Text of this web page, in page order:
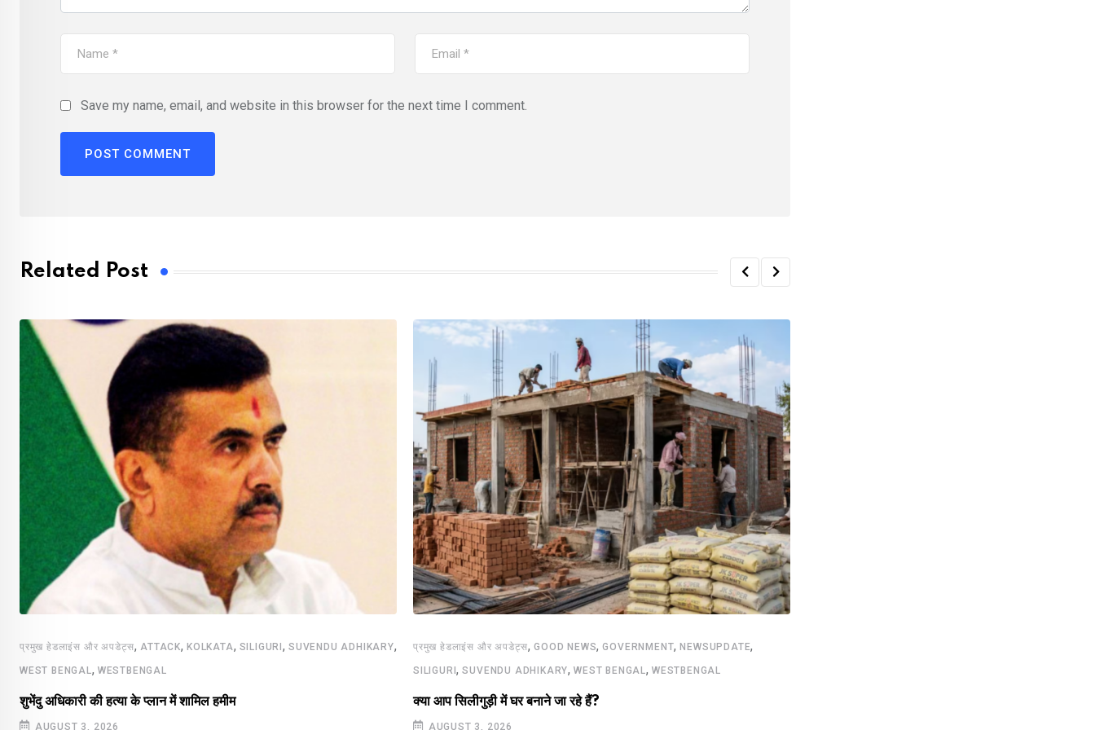
Save my name, email, and website in this browser for the next time I comment.
Related Post
प्रमुख हेडलाइंस और अपडेट्स,ATTACK,KOLKATA, SILIGURI,SUVENDU ADHIKARY,
WEST BENGAL, WESTBENGAL
शुभेंदु अधिकारी की हत्या के प्लान में शामिल हमीम
AUGUST 3, 2026
प्रमुख हेडलाइंस और अपडेट्स,GOOD NEWS,GOVERNMENT,NEWSUPDATE,
SILIGURI,SUVENDU ADHIKARY,WEST BENGAL,WESTBENGAL
क्या आप सिलीगुड़ी में घर बनाने जा रहे हैं?
AUGUST 3, 2026